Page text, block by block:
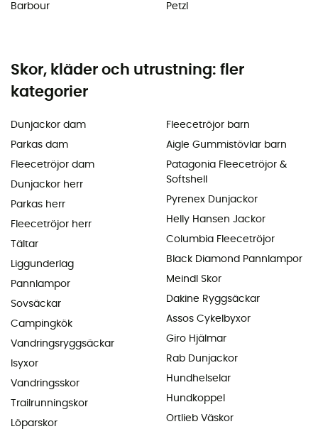
Barbour
Petzl
Skor, kläder och utrustning: fler
kategorier
Dunjackor dam
Parkas dam
Fleecetröjor dam
Dunjackor herr
Parkas herr
Fleecetröjor herr
Tältar
Liggunderlag
Pannlampor
Sovsäckar
Campingkök
Vandringsryggsäckar
Isyxor
Vandringsskor
Trailrunningskor
Löparskor
Fleecetröjor barn
Aigle Gummistövlar barn
Patagonia Fleecetröjor &
Softshell
Pyrenex Dunjackor
Helly Hansen Jackor
Columbia Fleecetröjor
Black Diamond Pannlampor
Meindl Skor
Dakine Ryggsäckar
Assos Cykelbyxor
Giro Hjälmar
Rab Dunjackor
Hundhelselar
Hundkoppel
Ortlieb Väskor